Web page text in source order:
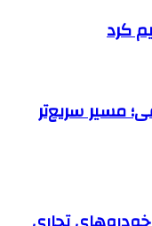
مسیر سریع‌تر